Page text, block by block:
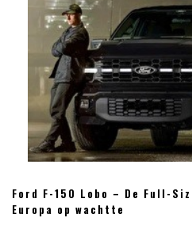
Ford F-150 Lobo – De Full-
Europa op wachtte